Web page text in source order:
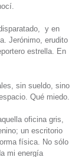
y en
Jerónimo, erudito
estrella. En
sin sueldo, sino
Qué miedo.
oficina gris,
un escritorio
física. No sólo
mi energía